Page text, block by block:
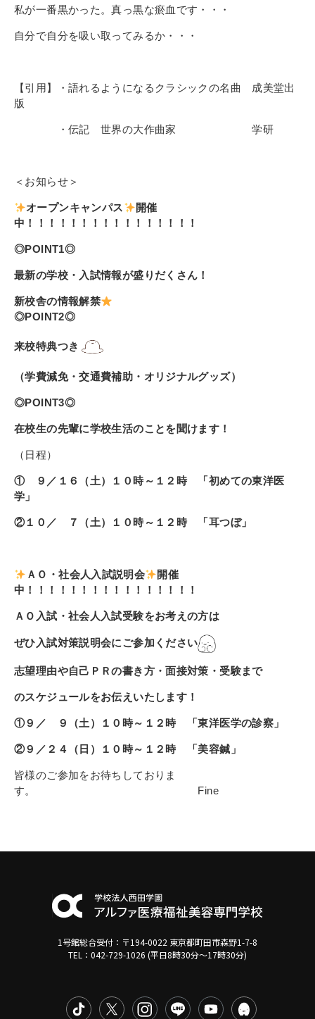
私が一番黒かった。真っ黒な瘀血です・・・
自分で自分を吸い取ってみるか・・・
【引用】・語れるようになるクラシックの名曲 成美堂出
版
・伝記 世界の大作曲家 学研
＜お知らせ＞
オープンキャンパス
開催
中！！！！！！！！！！！！！！！！
◎POINT1◎
最新の学校・入試情報が盛りだくさん！
新校舎の情報解禁
◎POINT2◎
来校特典つき
（学費減免・交通費補助・オリジナルグッズ）
◎POINT3◎
在校生の先輩に学校生活のことを聞けます！
（日程）
① ９／１６
（土）１０時～１２時 「初めての東洋医
学」
②１０／ ７（土）１０時～１２時 「耳つぼ」
ＡＯ・社会人入試説明会
開催
中！！！！！！！！！！！！！！！！
ＡＯ入試・社会人入試受験をお考えの方は
ぜひ入試対策説明会にご参加ください
志望理由や自己ＰＲの書き方・面接対策・受験まで
のスケジュールをお伝えいたします！
①９／ ９（土）１０時～１２時 「東洋医学の診察」
②９／２４（日）１０時～１２時 「美容鍼」
皆様のご参加をお待ちしておりま
す。
Fine
1号館総合受付：〒194-0022 東京都町田市森野1-7-8
TEL：042-729-1026 (平日8時30分〜17時30分)